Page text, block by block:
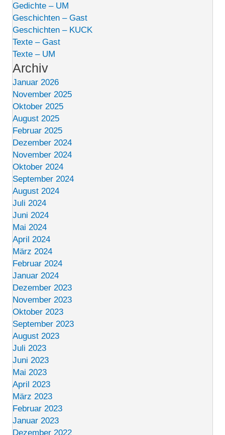
Gedichte – UM
Geschichten – Gast
Geschichten – KUCK
Texte – Gast
Texte – UM
Archiv
Januar 2026
November 2025
Oktober 2025
August 2025
Februar 2025
Dezember 2024
November 2024
Oktober 2024
September 2024
August 2024
Juli 2024
Juni 2024
Mai 2024
April 2024
März 2024
Februar 2024
Januar 2024
Dezember 2023
November 2023
Oktober 2023
September 2023
August 2023
Juli 2023
Juni 2023
Mai 2023
April 2023
März 2023
Februar 2023
Januar 2023
Dezember 2022